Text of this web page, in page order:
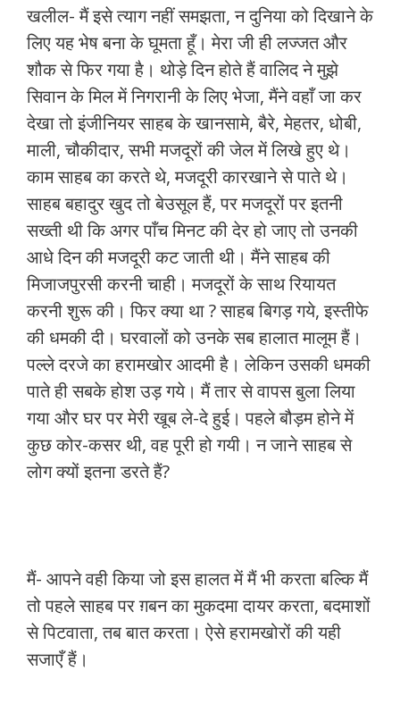
खलील- मैं इसे त्याग नहीं समझता, न दुनिया को दिखाने के
लिए यह भेष बना के घूमता हूँ। मेरा जी ही लज्जत और
शौक से फिर गया है। थोड़े दिन होते हैं वालिद ने मुझे
सिवान के मिल में निगरानी के लिए भेजा, मैंने वहाँ जा कर
देखा तो इंजीनियर साहब के खानसामे, बैरे, मेहतर, धोबी,
माली, चौकीदार, सभी मजदूरों की जेल में लिखे हुए थे।
काम साहब का करते थे, मजदूरी कारखाने से पाते थे।
साहब बहादुर खुद तो बेउसूल हैं, पर मजदूरों पर इतनी
सख्ती थी कि अगर पाँच मिनट की देर हो जाए तो उनकी
आधे दिन की मजदूरी कट जाती थी। मैंने साहब की
मिजाजपुरसी करनी चाही। मजदूरों के साथ रियायत
करनी शुरू की। फिर क्या था ? साहब बिगड़ गये, इस्तीफे
की धमकी दी। घरवालों को उनके सब हालात मालूम हैं।
पल्ले दरजे का हरामखोर आदमी है। लेकिन उसकी धमकी
पाते ही सबके होश उड़ गये। मैं तार से वापस बुला लिया
गया और घर पर मेरी खूब ले-दे हुई। पहले बौड़म होने में
कुछ कोर-कसर थी, वह पूरी हो गयी। न जाने साहब से
लोग क्यों इतना डरते हैं?
मैं- आपने वही किया जो इस हालत में मैं भी करता बल्कि मैं
तो पहले साहब पर ग़बन का मुकदमा दायर करता, बदमाशों
से पिटवाता, तब बात करता। ऐसे हरामखोरों की यही
सजाएँ हैं।